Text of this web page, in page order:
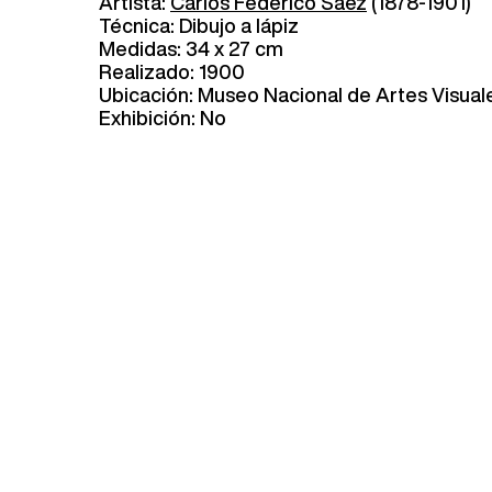
Técnica: Dibujo a lápiz
Medidas: 34 x 27 cm
Realizado: 1900
Ubicación: Museo Nacional de Artes
Exhibición: No